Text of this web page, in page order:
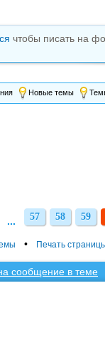
чтобы писать на
Новые темы
... 57
57 58
58 59
59
• Печать
сообщение в теме